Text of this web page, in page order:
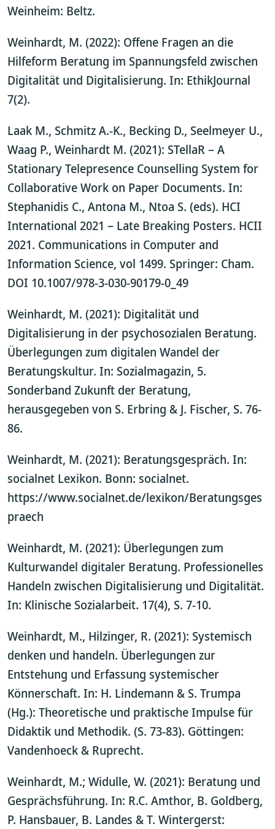
Weinheim: Beltz.
Weinhardt, M. (2022): Offene Fragen an die
Hilfeform Beratung im Spannungsfeld zwischen
Digitalität und Digitalisierung. In: EthikJournal
7(2).
Laak M., Schmitz A.-K., Becking D., Seelmeyer U.,
Waag P., Weinhardt M. (2021): STellaR – A
Stationary Telepresence Counselling System for
Collaborative Work on Paper Documents. In:
Stephanidis C., Antona M., Ntoa S. (eds). HCI
International 2021 – Late Breaking Posters. HCII
2021. Communications in Computer and
Information Science, vol 1499. Springer: Cham.
DOI 10.1007/978-3-030-90179-0_49
Weinhardt, M. (2021): Digitalität und
Digitalisierung in der psychosozialen Beratung.
Überlegungen zum digitalen Wandel der
Beratungskultur. In: Sozialmagazin, 5.
Sonderband Zukunft der Beratung,
herausgegeben von S. Erbring & J. Fischer, S. 76-
86.
Weinhardt, M. (2021): Beratungsgespräch. In:
socialnet Lexikon. Bonn: socialnet.
https://www.socialnet.de/lexikon/Beratungsges
praech
Weinhardt, M. (2021): Überlegungen zum
Kulturwandel digitaler Beratung. Professionelles
Handeln zwischen Digitalisierung und Digitalität.
In: Klinische Sozialarbeit. 17(4), S. 7-10.
Weinhardt, M., Hilzinger, R. (2021): Systemisch
denken und handeln. Überlegungen zur
Entstehung und Erfassung systemischer
Könnerschaft. In: H. Lindemann & S. Trumpa
(Hg.): Theoretische und praktische Impulse für
Didaktik und Methodik. (S. 73-83). Göttingen:
Vandenhoeck & Ruprecht.
Weinhardt, M.; Widulle, W. (2021): Beratung und
Gesprächsführung. In: R.C. Amthor, B. Goldberg,
P. Hansbauer, B. Landes & T. Wintergerst: